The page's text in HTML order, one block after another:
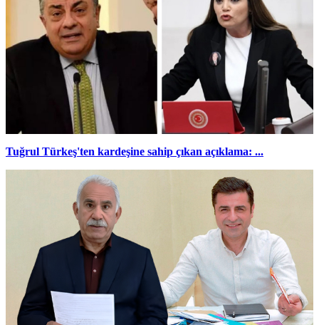
Tuğrul Türkeş'ten kardeşine sahip çıkan açıklama: ...